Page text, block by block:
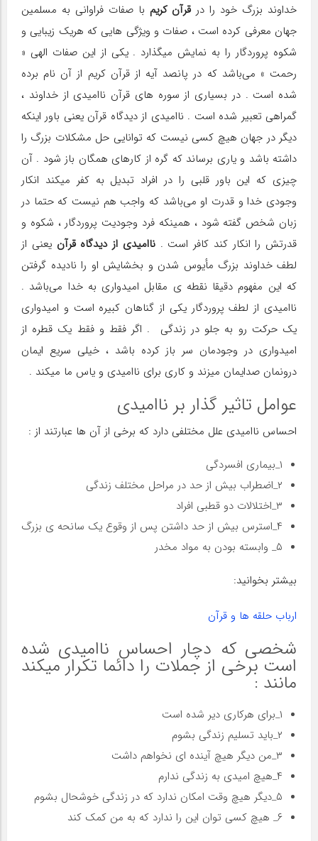
خداوند بزرگ خود را در قرآن کریم با صفات فراوانی به مسلمین
جهان معرفی کرده است ، صفات و ویژگی هایی که هریک زیبایی و
شکوه پروردگار را به نمایش میگذارد . یکی از این صفات الهی «
رحمت » می‌باشد که در پانصد آیه از قرآن کریم از آن نام برده
شده است . در بسیاری از سوره های قرآن ناامیدی از خداوند ،
گمراهی تعبیر شده است . ناامیدی از دیدگاه قرآن یعنی باور اینکه
دیگر در جهان هیچ کسی نیست که توانایی حل مشکلات بزرگ را
داشته باشد و یاری برساند که گره از کارهای همگان باز شود . آن
چیزی که این باور قلبی را در افراد تبدیل به کفر میکند انکار
وجودی خدا و قدرت او می‌باشد که واجب هم نیست که حتما در
زبان شخص گفته شود ، همینکه فرد وجودیت پروردگار ، شکوه و
قدرتش را انکار کند کافر است .ناامیدی از دیدگاه قرآن یعنی از
لطف خداوند بزرگ مأیوس شدن و بخشایش او را نادیده گرفتن
که این مفهوم دقیقا نقطه ی مقابل امیدواری به خدا می‌باشد .
ناامیدی از لطف پروردگار یکی از گناهان کبیره است و امیدواری
یک حرکت رو به جلو در زندگی . اگر فقط و فقط یک قطره از
امیدواری در وجودمان سر باز کرده باشد ، خیلی سریع ایمان
درونمان صدایمان میزند و کاری برای ناامیدی‌ و یاس ما میکند .
عوامل تاثیر گذار بر ناامیدی
احساس ناامیدی علل مختلفی دارد که برخی از آن ها عبارتند از :
۱_بیماری افسردگی
۲_اضطراب بیش از حد در مراحل مختلف زندگی
۳_اختلالات دو قطبی افراد
۴_استرس بیش از حد داشتن پس از وقوع یک سانحه ی بزرگ
۵_ وابسته بودن به مواد مخدر
بیشتر بخوانید:
ارباب حلقه ها و قرآن
شخصی که دچار احساس ناامیدی شده
است برخی از جملات را دائما تکرار میکند
مانند :
۱_برای هرکاری دیر شده است
۲_باید تسلیم زندگی بشوم
۳_من دیگر هیچ آینده ای نخواهم داشت
۴_هیچ امیدی به زندگی ندارم
۵_دیگر هیچ وقت امکان ندارد که در زندگی خوشحال بشوم
۶_ هیچ کسی توان این را ندارد که به من کمک کند